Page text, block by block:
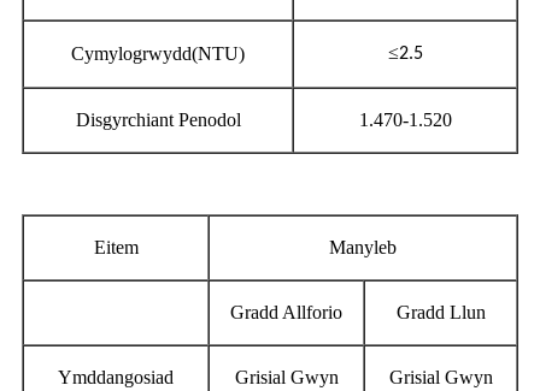
Cymylogrwydd(NTU) ≤2.5
Disgyrchiant Penodol 1.470-1.520
Eitem Manyleb
Gradd Allforio Gradd Llun
Ymddangosiad Grisial Gwyn Grisial Gwyn